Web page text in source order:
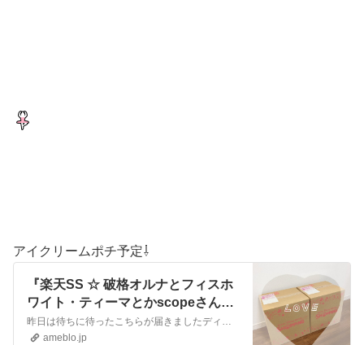
アイクリームポチ予定⇩
『楽天SS ☆ 破格オルナとフィスホ
ワイト・ティーマとかscopeさんの
お得色々』
昨日は待ちに待ったこちらが届きましたディズニー行った時にオンラインで買ったものです♡本当オンラインで買えるのめっちゃ楽チンです♪前行った時はオンラインのお菓子…
ameblo.jp